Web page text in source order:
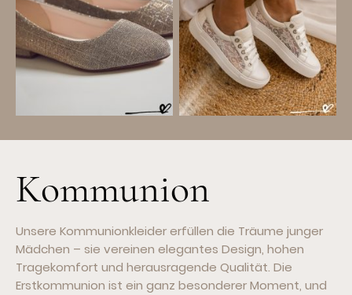
Kommunion
Unsere Kommunionkleider erfüllen die Träume junger
Mädchen – sie vereinen elegantes Design, hohen
Tragekomfort und herausragende Qualität. Die
Erstkommunion ist ein ganz besonderer Moment, und